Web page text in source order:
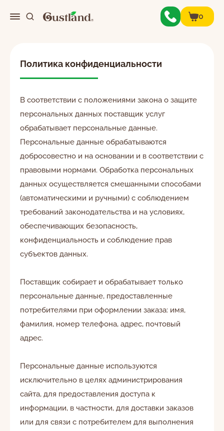
0
0
Меню
О нас
Контакты
c 8:30 до 22:00 ежедневно
022-264-600
Я даю согласие на обработку персональных
данных в соответствии с
конфиденциальности.
Политика конфиденциальности
В соответствии с положениями закона о защите
персональных данных поставщик услуг
обрабатывает персональные данные.
Персональные данные обрабатываются
добросовестно и на основании и в соответствии с
правовыми нормами. Обработка персональных
данных осуществляется смешанными способами
(автоматическими и ручными) с соблюдением
требований законодательства и на условиях,
обеспечивающих безопасность,
конфиденциальность и соблюдение прав
субъектов данных.
Поставщик собирает и обрабатывает только
персональные данные, предоставленные
потребителями при оформлении заказа: имя,
фамилия, номер телефона, адрес, почтовый
адрес.
Персональные данные используются
исключительно в целях администрирования
сайта, для предоставления доступа к
информации, в частности, для доставки заказов
или для связи с потребителем для выполнения